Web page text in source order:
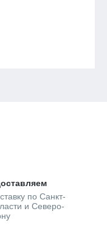
по Санкт-
и Северо-